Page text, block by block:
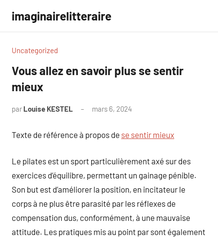
contenu
imaginairelitteraire
Uncategorized
Vous allez en savoir plus se sentir
mieux
par Louise KESTEL mars 6, 2024
Texte de référence à propos de se sentir mieux
Le pilates est un sport particulièrement axé sur des
exercices d’équilibre, permettant un gainage pénible.
Son but est d’améliorer la position, en incitateur le
corps à ne plus être parasité par les réflexes de
compensation dus, conformément, à une mauvaise
attitude. Les pratiques mis au point par sont également